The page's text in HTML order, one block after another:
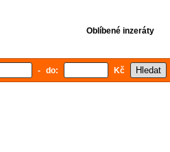
Oblíbené inzeráty
- do: Kč